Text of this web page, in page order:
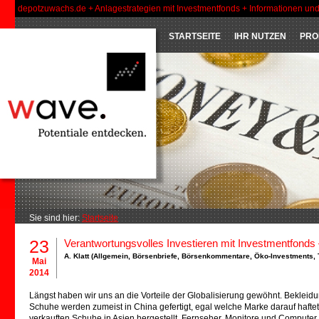
depotzuwachs.de + Anlagestrategien mit Investmentfonds + Informationen
STARTSEITE IHR NUTZEN
Sie sind hier: Startseite
23
Mai
2014
Verantwortungsvolles Investieren mit Investmentfonds
A. Klatt (Allgemein Börsenbriefe Börsenkommentare Öko-Investments
Längst haben wir uns an die Vorteile der Globalisierung gewöhnt.
Schuhe werden zumeist in China gefertigt, egal welche Marke darauf